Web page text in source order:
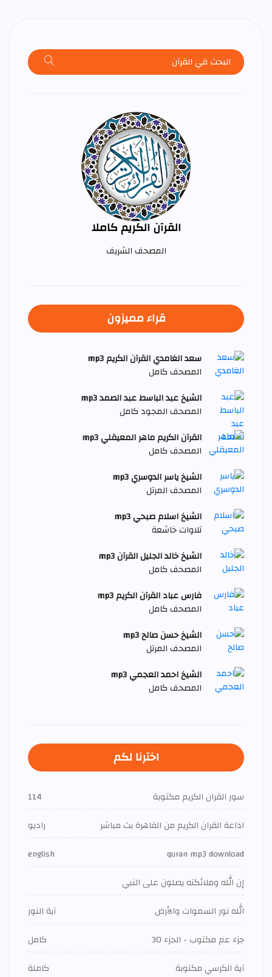
القرآن الكريم كاملا
المصحف الشريف
قراء مميزون
سعد الغامدي القرآن الكريم mp3
المصحف كامل
الشيخ عبد الباسط عبد الصمد mp3
المصحف المجود كامل
القرآن الكريم ماهر المعيقلي mp3
المصحف كامل
الشيخ ياسر الدوسري mp3
المصحف المرتل
الشيخ اسلام صبحي mp3
تلاوات خاشعة
الشيخ خالد الجليل القرآن mp3
المصحف كامل
فارس عباد القرآن الكريم mp3
المصحف كامل
الشيخ حسن صالح mp3
المصحف المرتل
الشيخ احمد العجمي mp3
المصحف كامل
اخترنا لكم
سور القران الكريم مكتوبة
114
اذاعة القران الكريم من القاهرة بث مباشر
راديو
quran mp3 download
english
إن الله وملائكته يصلون على النبي
الله نور السموات والأرض
آية النور
جزء عم مكتوب - الجزء 30
كامل
آية الكرسي مكتوبة
كاملة